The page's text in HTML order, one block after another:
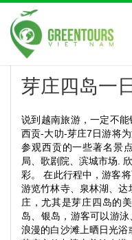
首页 »芽庄四岛一日游
芽庄四岛一
说到越南旅游，一定不能
西贡-大叻-芽庄7日游将
参观西贡的一些著名景
局、歌剧院、滨城市场.
彩。 在此行程中，游客
游览竹林寺、泉林湖、
庄，尤其是芽庄四岛的
岛、银岛，游客可以游
浪漫的白沙滩上晒日光